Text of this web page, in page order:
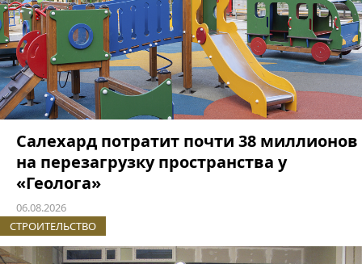
Салехард потратит почти 38 миллионов
на перезагрузку пространства у
«Геолога»
06.08.2026
СТРОИТЕЛЬСТВО